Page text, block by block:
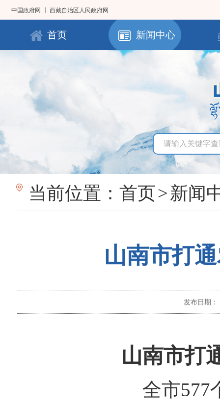
中国政府网 西藏自治区人民政府网
首页 新闻中心
当前位置： 首页>新闻
山南市打
发布日期：
山南市打
全市577